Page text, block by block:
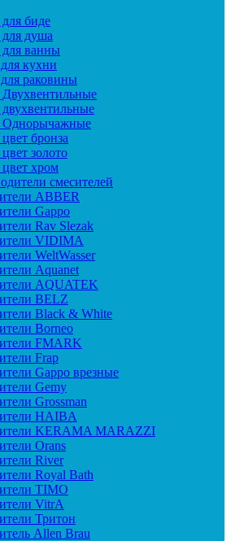
биде
душа
ванны
кухни
раковины
Однорычажные
бронза
золото
хром
смесителей
ABBER
Gappo
Rav Slezak
VIDIMA
WeltWasser
Aquanet
AQUATEK
BELZ
Black & White
Borneo
FMARK
Frap
Gappo врезные
Gemy
Grossman
HAIBA
KERAMA MARAZZI
Orans
River
Royal Bath
TIMO
VitrA
Тритон
Allen Brau